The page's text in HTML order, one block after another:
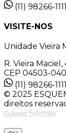
(11) 98266-1111
VISITE-NOS
Unidade Vieira
R. Vieira
CEP 04503-
(11) 98266-1111
© 2025
direitos